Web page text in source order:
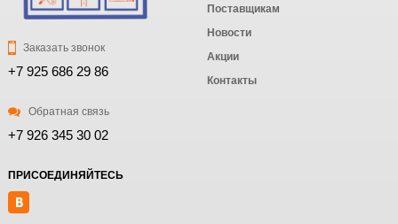
Заказать звонок
+7 925 686 29 86
Обратная связь
+7 926 345 30 02
Поставщикам
Новости
Акции
Контакты
ПРИСОЕДИНЯЙТЕСЬ